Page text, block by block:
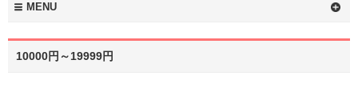
MENU
10000円～19999円